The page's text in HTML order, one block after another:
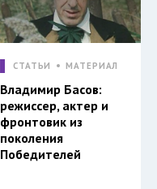
СТАТЬИ МАТЕРИАЛ
Владимир Басов:
режиссер, актер и
фронтовик из
поколения
Победителей